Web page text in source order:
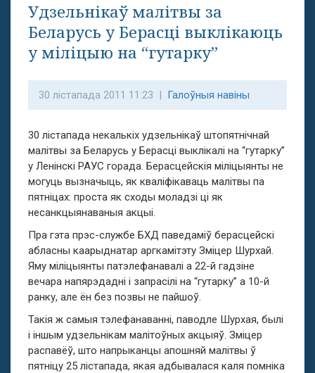
Удзельнікаў малітвы за
Беларусь у Берасці выклікаюць
у міліцыю на “гутарку”
30 лістапада 2011 11:23 | Галоўныя навіны
30 лістапада некалькіх удзельнікаў штопятнічнай
малітвы за Беларусь у Берасці выклікалі на “гутарку”
у Ленінскі РАУС горада. Берасцейскія міліцыянты не
могуць вызначыць, як кваліфікаваць малітвы па
пятніцах: проста як сходы моладзі ці як
несанкцыянаваныя акцыі.
Пра гэта прэс-службе БХД паведаміў берасцейскі
абласны каарыднатар аргкамітэту Зміцер Шурхай.
Яму міліцыянты патэлефанавалі а 22-й гадзіне
вечара напярэдадні і запрасілі на “гутарку” а 10-й
ранку, але ён без позвы не пайшоў.
Такія ж самыя тэлефанаванні, паводле Шурхая, былі
і іншым удзельнікам малітоўных акцыяў. Зміцер
распавёў, што напрыканцы апошняй малітвы ў
пятніцу 25 лістапада, якая адбывалася каля помніка